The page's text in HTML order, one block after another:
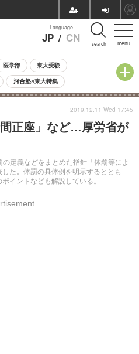
menu
Language
JP / CN search
医学部 東大受験
河合塾×東大特集
中学受験 小学校受験
過去問 人気記事
正座」など…厚労省が
定義などをまとめた指針「体罰等によ
た。体罰の具体例を明示するととも
イントなども解説している。
2019.12.11 Wed 17:45